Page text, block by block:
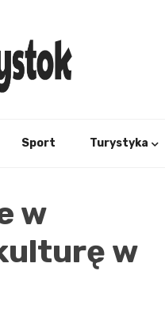
Sport Turystyka
w
w